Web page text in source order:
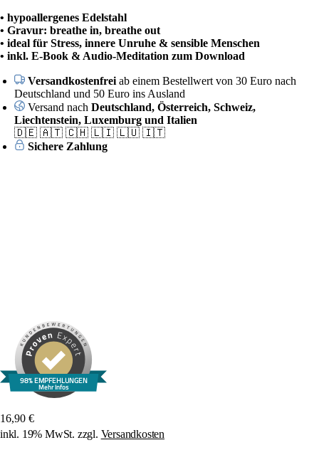
• hypoallergenes Edelstahl
• Gravur: breathe in, breathe out
• ideal für Stress, innere Unruhe & sensible Menschen
• inkl. E-Book & Audio-Meditation zum Download
Versandkostenfrei ab einem Bestellwert von 30 Euro nach
Deutschland und 50 Euro ins Ausland
Versand nach Deutschland, Österreich, Schweiz,
Liechtenstein, Luxemburg und Italien
🇩🇪 🇦🇹 🇨🇭 🇱🇮 🇱🇺 🇮🇹
Sichere Zahlung
98% EMPFEHLUNGEN
Mehr Infos
16,90 €
inkl. 19% MwSt. zzgl. Versandkosten